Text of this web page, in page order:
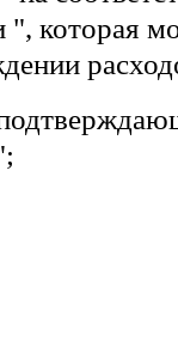
", которая